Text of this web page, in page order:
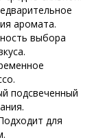
аромата.
выбора
подсвеченный
для